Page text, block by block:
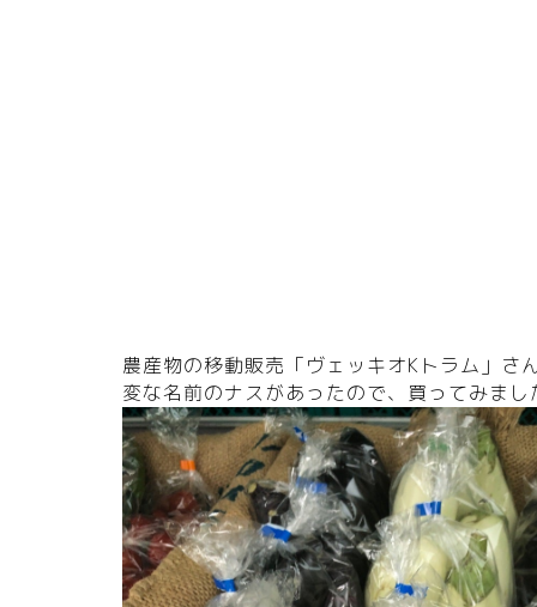
農産物の移動販売「ヴェッキオKトラム」さ
変な名前のナスがあったので、買ってみまし